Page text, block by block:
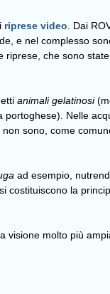
riprese video. Dai
e nel complesso
che sono
animali gelatinosi
Nelle
sono, come
ad esempio,
la
visione molto più